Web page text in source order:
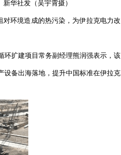
华社发（吴宇霄摄）
环境造成的热污染，为伊拉克电力改
环扩建项目常务副经理熊润强表示，该
设备出海落地，提升中国标准在伊拉克